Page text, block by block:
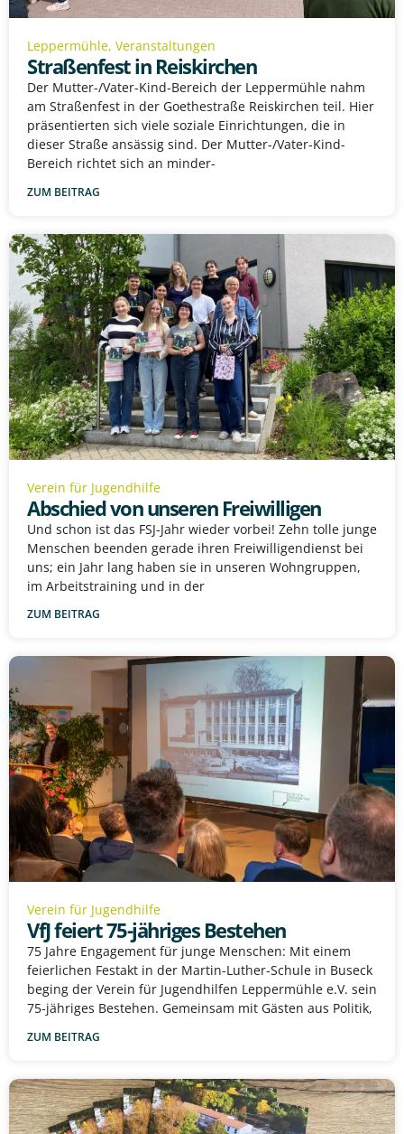
Leppermühle, Veranstaltungen
Straßenfest in Reiskirchen
Der Mutter-/Vater-Kind-Bereich der Leppermühle nahm
am Straßenfest in der Goethestraße Reiskirchen teil. Hier
präsentierten sich viele soziale Einrichtungen, die in
dieser Straße ansässig sind. Der Mutter-/Vater-Kind-
Bereich richtet sich an minder-
ZUM BEITRAG
Verein für Jugendhilfe
Abschied von unseren Freiwilligen
Und schon ist das FSJ-Jahr wieder vorbei! Zehn tolle junge
Menschen beenden gerade ihren Freiwilligendienst bei
uns; ein Jahr lang haben sie in unseren Wohngruppen,
im Arbeitstraining und in der
ZUM BEITRAG
Verein für Jugendhilfe
VfJ feiert 75-jähriges Bestehen
75 Jahre Engagement für junge Menschen: Mit einem
feierlichen Festakt in der Martin-Luther-Schule in Buseck
beging der Verein für Jugendhilfen Leppermühle e.V. sein
75-jähriges Bestehen. Gemeinsam mit Gästen aus Politik,
ZUM BEITRAG